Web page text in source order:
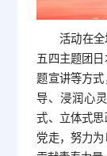
活动在
五四主题团
题宣讲等方式
导、浸润心
式、立体式
党走，努力